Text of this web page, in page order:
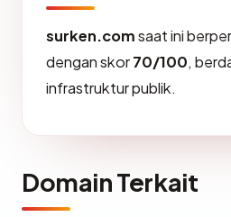
surken.comsaat ini
dengan skor70/100,
infrastruktur publik.
Domain Terkait